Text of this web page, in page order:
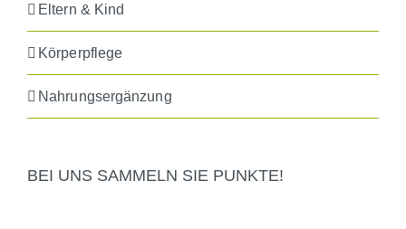
Eltern & Kind
Körperpflege
Nahrungsergänzung
BEI UNS SAMMELN SIE PUNKTE!